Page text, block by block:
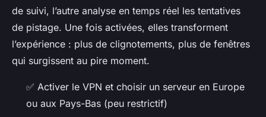
de suivi, l’autre analyse en temps réel les tentatives
de pistage. Une fois activées, elles transforment
l’expérience : plus de clignotements, plus de fenêtres
qui surgissent au pire moment.
✅ Activer le VPN et choisir un serveur en Europe
ou aux Pays-Bas (peu restrictif)